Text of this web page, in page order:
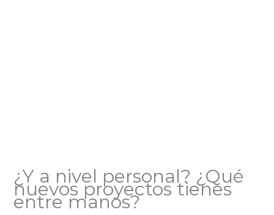
¿Y a nivel personal? ¿Qué
nuevos proyectos tienes
entre manos?